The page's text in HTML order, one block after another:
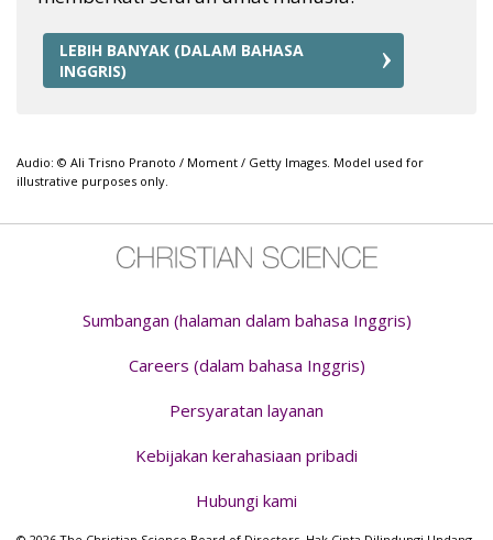
LEBIH BANYAK (DALAM BAHASA
INGGRIS)
Audio: © Ali Trisno Pranoto / Moment / Getty Images. Model used for
illustrative purposes only.
Sumbangan (halaman dalam bahasa Inggris)
Careers (dalam bahasa Inggris)
Persyaratan layanan
Kebijakan kerahasiaan pribadi
Hubungi kami